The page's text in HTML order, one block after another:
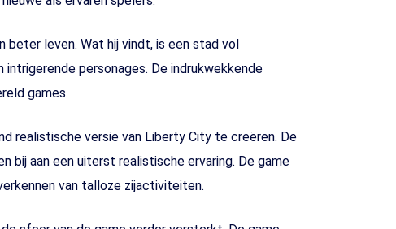
beter leven. Wat hij vindt, is een stad vol
personages. De indrukwekkende
games.
realistische versie van Liberty City te creëren. De
bij aan een uiterst realistische ervaring. De game
van talloze zijactiviteiten.